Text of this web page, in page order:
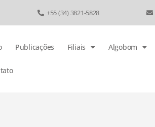
+55 (34) 3821-5828
Publicações Filiais Algobom